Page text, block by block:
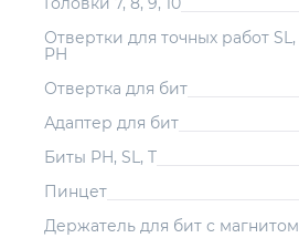
Отвертки для точных работ SL,
PH
Отвертка для бит
Адаптер для бит
Биты PH, SL, T
Пинцет
Держатель для бит с магнитом